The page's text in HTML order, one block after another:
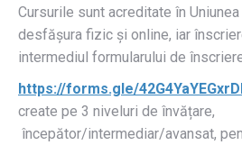
Cursurile sunt acreditate în
desfășura fizic și online, iar
intermediul formularului de
https://forms.gle/
create pe 3 niveluri de învățare,
începător/intermediar/avansat,